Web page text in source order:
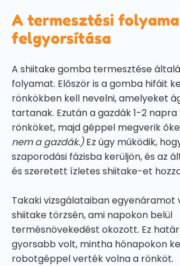
A termesztési
felgyorsítása
A shiitake gomba termesztése
folyamat. Először is a gomba hifáit
rönkökben kell nevelni, amelyeket
tartanak. Ezután a gazdák 1-2
rönköket, majd géppel megverik
nem a gazdák.)Ez úgy működik,
szaporodási fázisba kerüljön, és az
és szeretett ízletes shiitake-et
Takaki vizsgálataiban
shiitake törzsén, ami napokon belül
termésnövekedést okozott. Ez
gyorsabb volt, mintha hónapokon
robotgéppel verték volna a rönköt.